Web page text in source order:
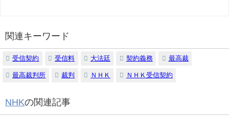
関連キーワード
受信契約 受信料 大法廷 契約義務 最高裁
最高裁判所 裁判 ＮＨＫ ＮＨＫ受信契約
NHKの関連記事